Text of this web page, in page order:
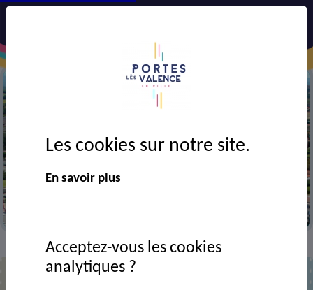
de la ville La mairie
> Actualités > Galette offerte aux bénévoles du CCAS
Les cookies sur notre site.
En savoir plus
Acceptez-vous les cookies
analytiques ?